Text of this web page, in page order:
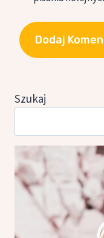
Szukaj